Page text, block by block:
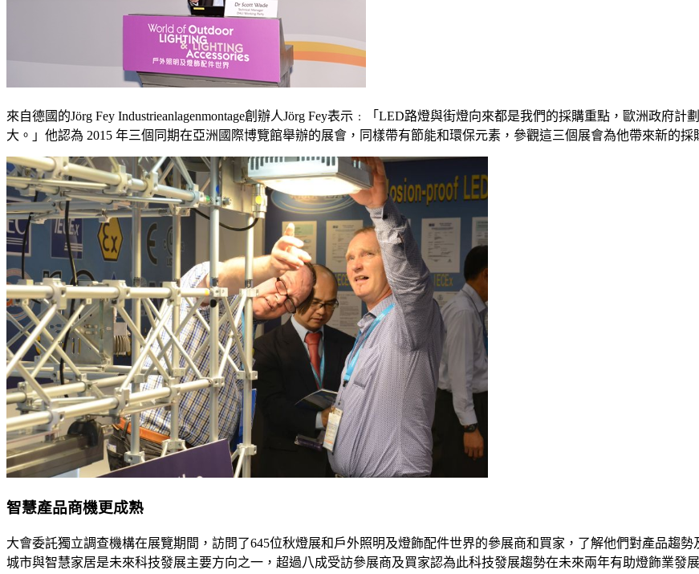
來自德國的Jörg Fey Industrieanlagenmontage創辦人Jörg Fey表示﹕「LED路燈與街燈向來都是我們的採購重點，歐洲政府
大。」他認為 2015 年三個同期在亞洲國際博覽館舉辦的展會，同樣帶有節能和環保元素，參觀這三個展會為他帶來新的採
智慧產品商機更成熟
大會委託獨立調查機構在展覽期間，訪問了645位秋燈展和戶外照明及燈飾配件世界的參展商和買家，了解他們對產品趨
城市與智慧家居是未來科技發展主要方向之一，超過八成受訪參展商及買家認為此科技發展趨勢在未來兩年有助燈飾業發